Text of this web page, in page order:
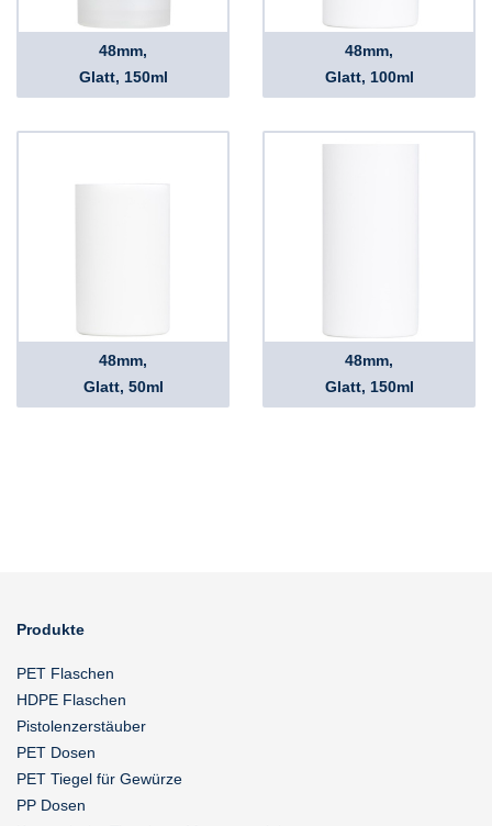
48mm,
Glatt, 150ml
48mm,
Glatt, 100ml
48mm,
Glatt, 50ml
48mm,
Glatt, 150ml
Produkte
PET Flaschen
HDPE Flaschen
Pistolenzerstäuber
PET Dosen
PET Tiegel für Gewürze
PP Dosen